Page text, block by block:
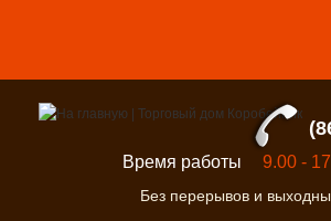
Время работы 9.00 -
Без перерывов и